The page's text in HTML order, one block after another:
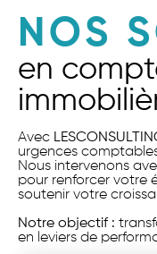
NOS
en
Avec
urgences
Nous intervenons
pour renforcer votre
soutenir votre
Notre objectif :
en leviers de